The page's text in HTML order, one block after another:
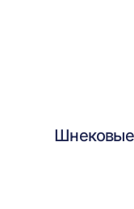
Шнековые